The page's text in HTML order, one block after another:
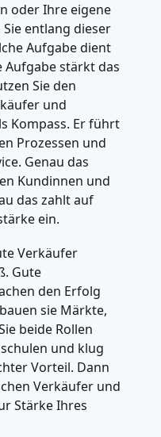
oder Ihre eigene
entlang dieser
Aufgabe dient
Aufgabe stärkt das
Sie den
und
Kompass. Er führt
Prozessen und
Genau das
Kundinnen und
das zahlt auf
ein.
Verkäufer
Gute
den Erfolg
sie Märkte,
beide Rollen
und klug
Vorteil. Dann
Verkäufer und
Stärke Ihres